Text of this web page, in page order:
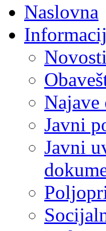
Naslovna
Novosti
Najave
Javni
Javni